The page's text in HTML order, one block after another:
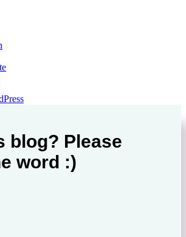
blog? Please
word :)